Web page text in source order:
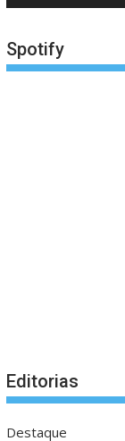
Spotify
Editorias
Destaque